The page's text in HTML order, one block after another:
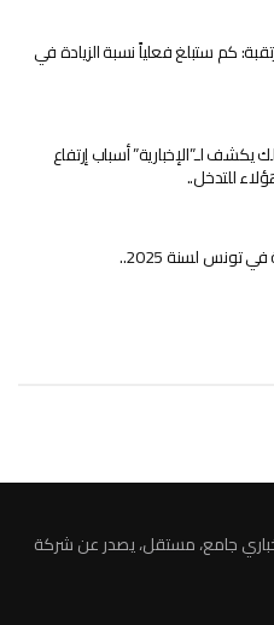
كم ستبلغ فعلياً نسبة الزيادة في
لـ”الإخبارية” أسباب إرتفاع
للتدخل..
تونس لسنة 2025..
جامع، مستقل، يصدر عن شركة